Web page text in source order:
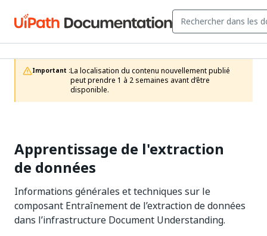
Important :La localisation du contenu nouvellement publié
peut prendre 1 à 2 semaines avant d’être
disponible.
Apprentissage de l'extraction
de données
Informations générales et techniques sur le
composant Entraînement de l’extraction de données
dans l’infrastructure Document Understanding.